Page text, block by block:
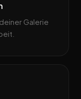
Galerie